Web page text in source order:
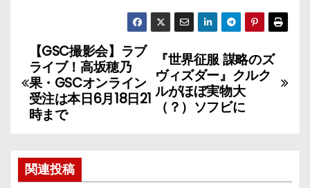
投
稿
ナ
ゲ
『世界征服 謀略のズ
ヴィズダー』クルク
ルがほぼ実物大
（？）ソフビに
【GSC撮影会】ラブ
ライブ！高坂穂乃
果・GSCオンライン
受注は本日6月18日21
時まで
関連投稿